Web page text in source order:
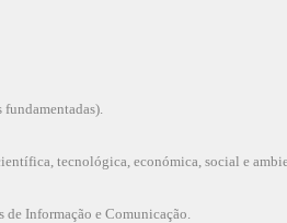
tecnológica, económica, social e
de Informação e Comunicação.